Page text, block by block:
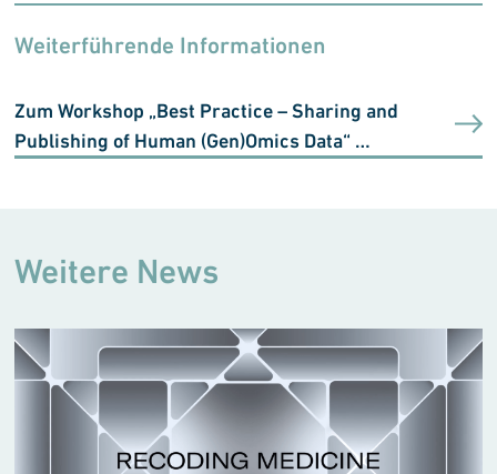
Weiterführende Informationen
Zum Workshop „Best Practice – Sharing and
Publishing of Human (Gen)Omics Data“ …
Weitere News